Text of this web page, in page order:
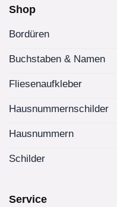
Shop
Bordüren
Buchstaben & Namen
Fliesenaufkleber
Hausnummernschilder
Hausnummern
Schilder
Service